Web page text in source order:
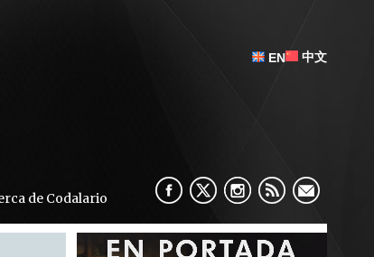
EN 中文
de Codalario